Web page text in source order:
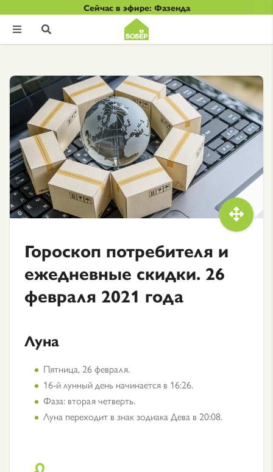
Сейчас в эфире: Фазенда
 

Гороскоп потребителя и
ежедневные скидки. 26
февраля 2021 года
Луна
Пятница, 26 февраля.
16-й лунный день начинается в 16:26.
Фаза: вторая четверть.
Луна переходит в знак зодиака Дева в 20:08.